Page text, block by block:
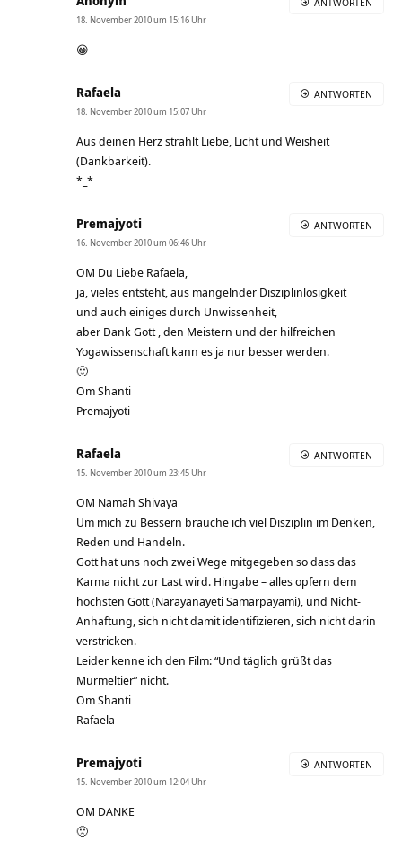
18. November 2010 um 15:16 Uhr
😀
Rafaela
18. November 2010 um 15:07 Uhr
Aus deinen Herz strahlt Liebe, Licht und Weisheit
(Dankbarkeit).
*_*
ANTWORTEN
Premajyoti
16. November 2010 um 06:46 Uhr
OM Du Liebe Rafaela,
ja, vieles entsteht, aus mangelnder Disziplinlosigkeit
und auch einiges durch Unwissenheit,
aber Dank Gott , den Meistern und der hilfreichen
Yogawissenschaft kann es ja nur besser werden.
🙂
Om Shanti
Premajyoti
ANTWORTEN
Rafaela
15. November 2010 um 23:45 Uhr
OM Namah Shivaya
Um mich zu Bessern brauche ich viel Disziplin im Denken,
Reden und Handeln.
Gott hat uns noch zwei Wege mitgegeben so dass das
Karma nicht zur Last wird. Hingabe – alles opfern dem
höchsten Gott (Narayanayeti Samarpayami), und Nicht-
Anhaftung, sich nicht damit identifizieren, sich nicht darin
verstricken.
Leider kenne ich den Film: “Und täglich grüßt das
Murmeltier” nicht.
Om Shanti
Rafaela
ANTWORTEN
Premajyoti
15. November 2010 um 12:04 Uhr
OM DANKE
🙁
ANTWORTEN